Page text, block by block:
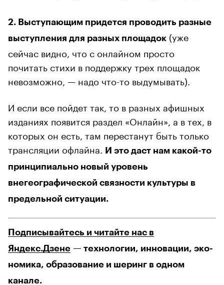
2. Выступающим придется проводить разные
выступления для разных площадок (уже
сейчас видно, что с онлайном просто
почитать стихи в поддержку трех площадок
невозможно, — надо что-то выдумывать).
И если все пойдет так, то в разных афишных
изданиях появится раздел «Онлайн», а в тех, в
которых он есть, там перестанут быть только
трансляции офлайна.
И это даст нам какой-то
принципиально новый уровень
внегеографической связности культуры в
предельной ситуации.
Подписывайтесь и читайте нас в
Яндекс.Дзене — технологии, инновации, эко-
номика, образование и шеринг в одном
канале.